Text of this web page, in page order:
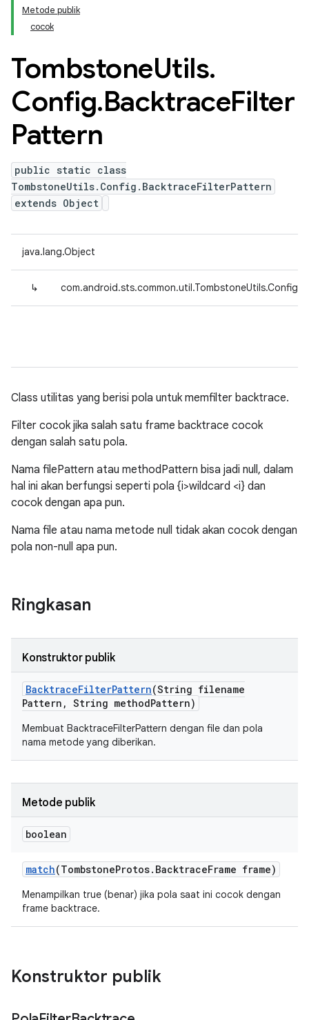
Metode publik
cocok
TombstoneUtils.
Config.BacktraceFilter
Pattern
public static class
TombstoneUtils.Config.BacktraceFilterPattern
extends Object
java.lang.Object
↳
Class utilitas yang berisi pola untuk memfilter backtrace.
Filter cocok jika salah satu frame backtrace cocok
dengan salah satu pola.
Nama filePattern atau methodPattern bisa jadi null, dalam
hal ini akan berfungsi seperti pola {i>wildcard <i} dan
cocok dengan apa pun.
Nama file atau nama metode null tidak akan cocok dengan
pola non-null apa pun.
Ringkasan
Konstruktor publik
BacktraceFilterPattern(String filename
Pattern , String methodPattern)
Membuat BacktraceFilterPattern dengan file dan pola
nama metode yang diberikan.
Metode publik
boolean
match(TombstoneProtos. BacktraceFrame frame)
Menampilkan true (benar) jika pola saat ini cocok dengan
frame backtrace.
Konstruktor publik